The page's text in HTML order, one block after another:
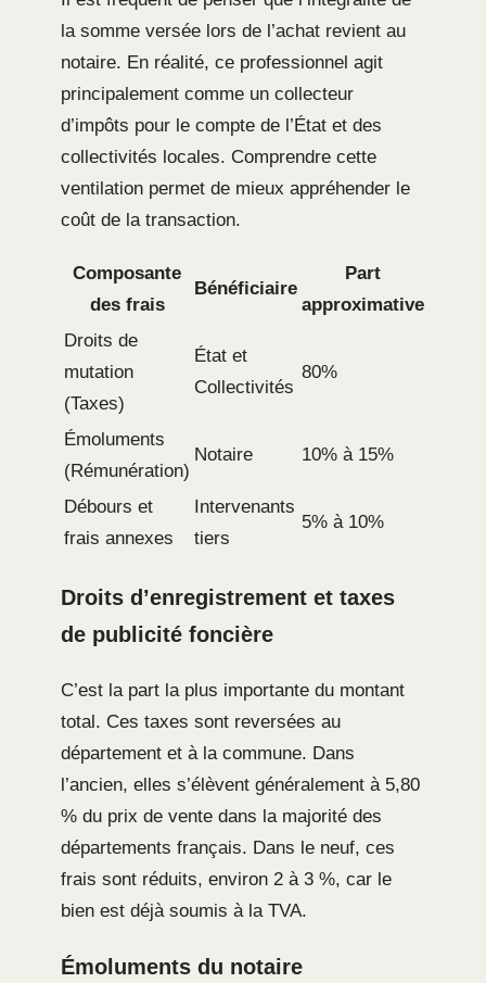
la somme versée lors de l’achat revient au
notaire. En réalité, ce professionnel agit
principalement comme un collecteur
d’impôts pour le compte de l’État et des
collectivités locales. Comprendre cette
ventilation permet de mieux appréhender le
coût de la transaction.
Composante
des frais
Bénéficiaire
Part
approximative
Droits de
mutation
(Taxes)
État et
Collectivités
80%
Émoluments
(Rémunération)
Notaire 10% à 15%
Débours et
frais annexes
Intervenants
tiers
5% à 10%
Droits d’enregistrement et taxes
de publicité foncière
C’est la part la plus importante du montant
total. Ces taxes sont reversées au
département et à la commune. Dans
l’ancien, elles s’élèvent généralement à 5,80
% du prix de vente dans la majorité des
départements français. Dans le neuf, ces
frais sont réduits, environ 2 à 3 %, car le
bien est déjà soumis à la TVA.
Émoluments du notaire